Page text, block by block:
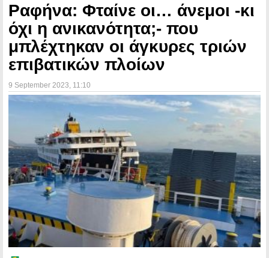
Ραφήνα: Φταίνε οι… άνεμοι -κι
όχι η ανικανότητα;- που
μπλέχτηκαν οι άγκυρες τριών
επιβατικών πλοίων
9 September 2023 , 11:10